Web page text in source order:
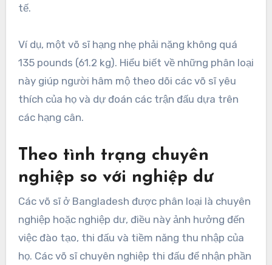
tế.
Ví dụ, một võ sĩ hạng nhẹ phải nặng không quá
135 pounds (61.2 kg). Hiểu biết về những phân loại
này giúp người hâm mộ theo dõi các võ sĩ yêu
thích của họ và dự đoán các trận đấu dựa trên
các hạng cân.
Theo tình trạng chuyên
nghiệp so với nghiệp dư
Các võ sĩ ở Bangladesh được phân loại là chuyên
nghiệp hoặc nghiệp dư, điều này ảnh hưởng đến
việc đào tạo, thi đấu và tiềm năng thu nhập của
họ. Các võ sĩ chuyên nghiệp thi đấu để nhận phần